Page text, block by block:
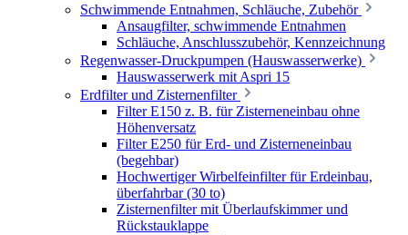
Schwimmende Entnahmen, Schläuche, Zubehör
Ansaugfilter, schwimmende Entnahmen
Schläuche, Anschlusszubehör, Kennzeichnung
Regenwasser-Druckpumpen (Hauswasserwerke)
Hauswasserwerk mit Aspri 15
Erdfilter und Zisternenfilter
Filter E150 z. B. für Zisterneneinbau ohne
Höhenversatz
Filter E250 für Erd- und Zisterneneinbau
(begehbar)
Hochwertiger Wirbelfeinfilter für Erdeinbau,
überfahrbar (30 to)
Zisternenfilter mit Überlaufskimmer und
Rückstauklappe